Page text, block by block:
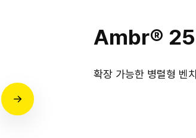
Ambr®
확장 가능한 병렬형 벤